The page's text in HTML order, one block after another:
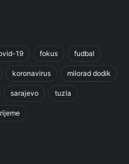
19 fokus fudbal
koronavirus milorad dodik
sarajevo tuzla